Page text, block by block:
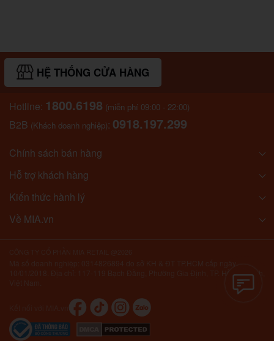
HỆ THỐNG CỬA HÀNG
Hotline: 1800.6198 (miễn phí 09:00 - 22:00)
B2B (Khách doanh nghiệp): 0918.197.299
Chính sách bán hàng
Hỗ trợ khách hàng
Kiến thức hành lý
Về MIA.vn
10/01/2018. Địa chỉ: 117-119 Bạch Đằng, Phường Gia Định, TP. Hồ Chí Minh,